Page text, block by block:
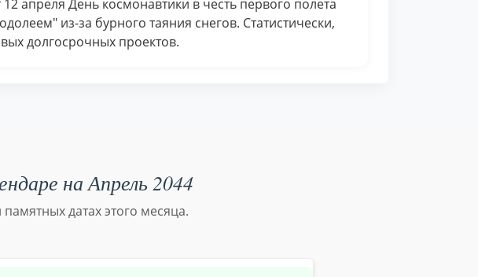
апреля День космонавтики в честь первого полета
из-за бурного таяния снегов. Статистически,
долгосрочных проектов.
на Апрель 2044
датах этого месяца.